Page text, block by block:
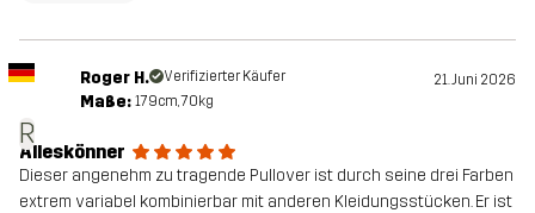
R
Roger H. Verifizierter Käufer 21. Juni 2026
Maße: 179cm, 70kg
Alleskönner
Dieser angenehm zu tragende Pullover ist durch seine drei Farben
extrem variabel kombinierbar mit anderen Kleidungsstücken. Er ist